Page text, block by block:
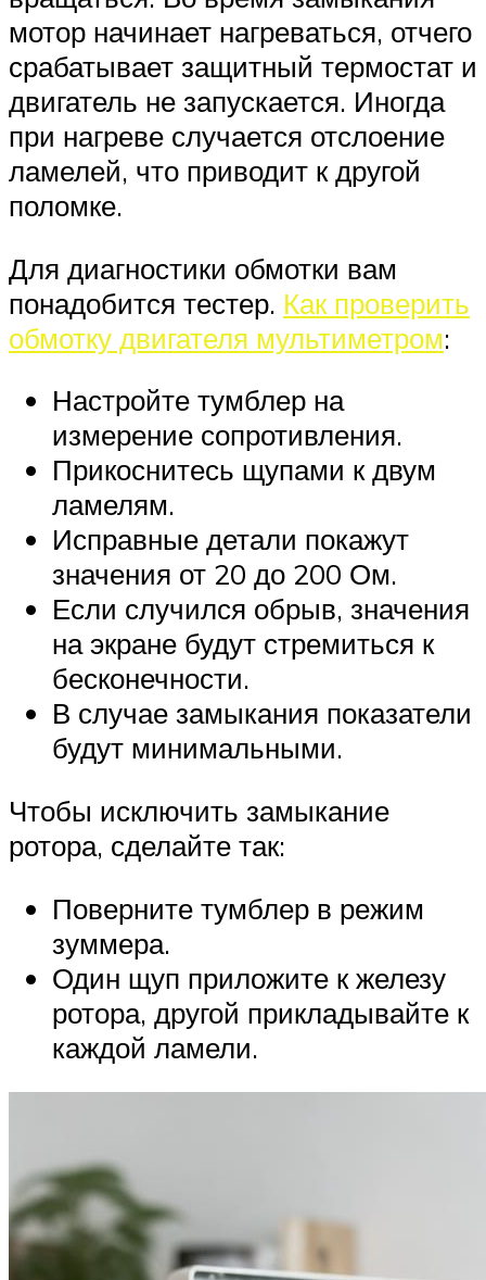
мотор начинает нагреваться, отчего
срабатывает защитный термостат и
двигатель не запускается. Иногда
при нагреве случается отслоение
ламелей, что приводит к другой
поломке.
Для диагностики обмотки вам
понадобится тестер. Как проверить
обмотку двигателя мультиметром:
Настройте тумблер на
измерение сопротивления.
Прикоснитесь щупами к двум
ламелям.
Исправные детали покажут
значения от 20 до 200 Ом.
Если случился обрыв, значения
на экране будут стремиться к
бесконечности.
В случае замыкания показатели
будут минимальными.
Чтобы исключить замыкание
ротора, сделайте так:
Поверните тумблер в режим
зуммера.
Один щуп приложите к железу
ротора, другой прикладывайте к
каждой ламели.